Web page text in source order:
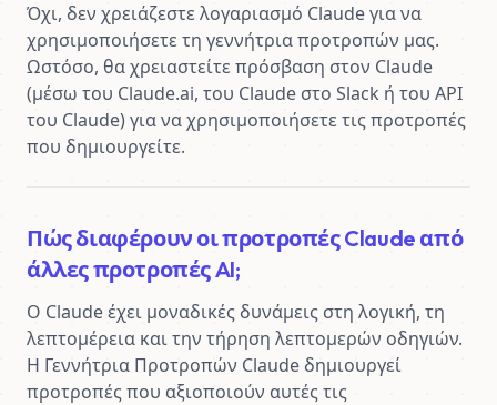
Όχι, δεν χρειάζεστε λογαριασμό Claude για να
χρησιμοποιήσετε τη γεννήτρια προτροπών μας.
Ωστόσο, θα χρειαστείτε πρόσβαση στον Claude
(μέσω του Claude.ai, του Claude στο Slack ή του API
του Claude) για να χρησιμοποιήσετε τις προτροπές
που δημιουργείτε.
Πώς διαφέρουν οι προτροπές Claude από
άλλες προτροπές AI;
Ο Claude έχει μοναδικές δυνάμεις στη λογική, τη
λεπτομέρεια και την τήρηση λεπτομερών οδηγιών.
Η Γεννήτρια Προτροπών Claude δημιουργεί
προτροπές που αξιοποιούν αυτές τις